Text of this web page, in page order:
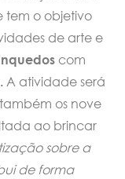
tem o objetivo
de arte e
com
A atividade será
os nove
ao brincar
sobre a
de forma